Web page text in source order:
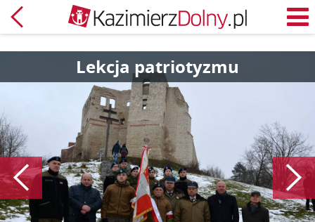
Powrót
Lekcja patriotyzmu
Poprzedni